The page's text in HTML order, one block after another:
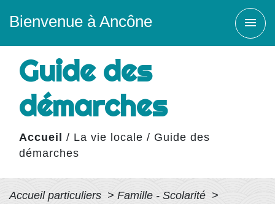
Bienvenue à Ancône menu
Guide des
démarches
Accueil / La vie locale / Guide des
démarches
Accueil particuliers > Famille - Scolarité >